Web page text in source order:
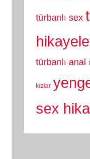
türbanlı sex
türbanlı anal
kızlar
sex